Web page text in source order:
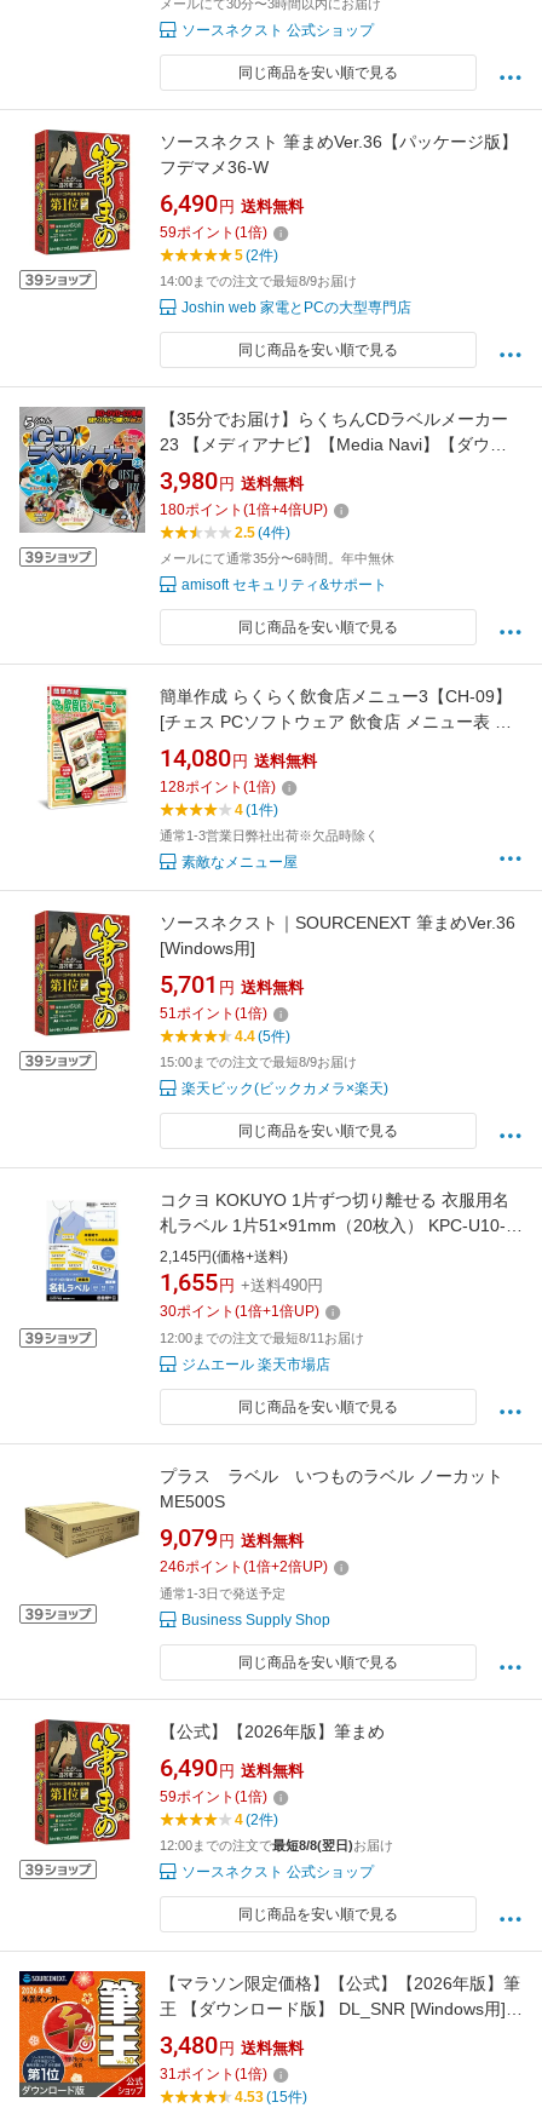
メールにて30分〜3時間以内にお届け
ソースネクスト 公式ショップ
同じ商品を安い順で見る
ソースネクスト 筆まめVer.36【パッケージ版】
フデマメ36-W
6,490 円 送料無料
59ポイント (1倍)
5(2件)
14:00までの注文で最短8/9お届け
Joshin web 家電とPCの大型専門店
同じ商品を安い順で見る
【35分でお届け】らくちんCDラベルメーカー
23 【メディアナビ】【Media Navi】【ダウン
ロード版】
3,980 円 送料無料
180ポイント (1倍+4倍UP)
2.5(4件)
メールにて通常35分〜6時間。年中無休
amisoft セキュリティ&サポート
同じ商品を安い順で見る
簡単作成 らくらく飲食店メニュー3【CH-09】
[チェス PCソフトウェア 飲食店 メニュー表 作
成ソフト メニューブック タブレット]
14,080 円 送料無料
128ポイント (1倍)
4(1件)
通常1-3営業日弊社出荷※欠品時除く
素敵なメニュー屋
ソースネクスト｜SOURCENEXT 筆まめVer.36
[Windows用]
5,701 円 送料無料
51ポイント (1倍)
4.4(5件)
15:00までの注文で最短8/9お届け
楽天ビック(ビックカメラ×楽天)
同じ商品を安い順で見る
コクヨ KOKUYO 1片ずつ切り離せる 衣服用名
札ラベル 1片51×91mm（20枚入） KPC-U10-
20
2,145円(価格+送料)
1,655 円 +送料490円
30ポイント (1倍+1倍UP)
12:00までの注文で最短8/11お届け
ジムエール 楽天市場店
同じ商品を安い順で見る
プラス ラベル いつものラベル ノーカット
ME500S
9,079 円 送料無料
246ポイント (1倍+2倍UP)
通常1-3日で発送予定
Business Supply Shop
同じ商品を安い順で見る
【公式】【2026年版】筆まめ
6,490 円 送料無料
59ポイント (1倍)
4(2件)
12:00までの注文で最短8/8(翌日)お届け
ソースネクスト 公式ショップ
同じ商品を安い順で見る
【マラソン限定価格】【公式】【2026年版】筆
王 【ダウンロード版】 DL_SNR [Windows用]
[はがき・住所録ソフト] 年賀状ソフト はがき
ソフト 年賀状作成 喪中はがき作成 ソース
ネクスト 年賀状 2026年
3,480 円 送料無料
31ポイント (1倍)
4.53(15件)